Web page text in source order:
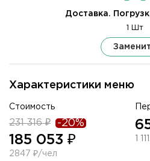
Характеристики меню
Стоимость
231 316 ₽ -20%
185 053 ₽
2847 ₽/чел
1
Доставка.
1 Шт